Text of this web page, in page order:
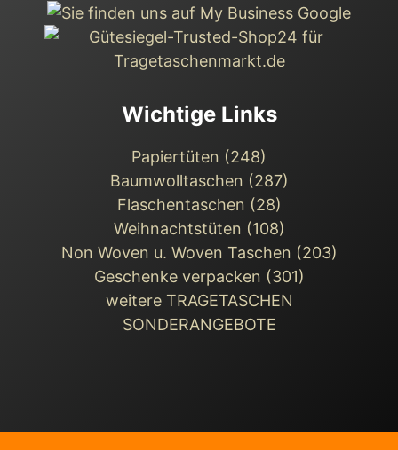
Wichtige Links
Papiertüten (248)
Baumwolltaschen (287)
Flaschentaschen (28)
Weihnachts­tüten (108)
Non Woven u. Woven Taschen (203)
Geschenke verpacken (301)
weitere TRAGETASCHEN
SONDERANGEBOTE